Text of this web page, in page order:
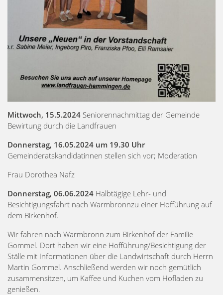
Mittwoch, 15.5.2024 Seniorennachmittag der Gemeinde
Bewirtung durch die Landfrauen
Donnerstag, 16.05.2024 um 19.30 Uhr
Gemeinderatskandidatinnen stellen sich vor; Moderation
Frau Dorothea Nafz
Donnerstag, 06.06.2024 Halbtägige Lehr- und
Besichtigungsfahrt nach Warmbronnzu einer Hofführung auf
dem Birkenhof.
Wir fahren nach Warmbronn zum Birkenhof der Familie
Gommel. Dort haben wir eine Hofführung/Besichtigung der
Ställe mit Informationen über die Landwirtschaft durch Herrn
Martin Gommel. Anschließend werden wir noch gemütlich
zusammensitzen, um Kaffee und Kuchen vom Hofladen zu
genießen.